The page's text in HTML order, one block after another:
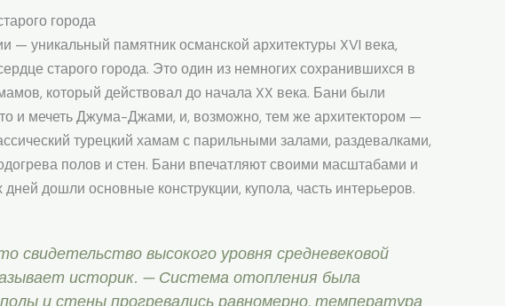
города
— уникальный памятник османской архитектуры XVI века,
старого города. Это один из немногих сохранившихся в
который действовал до начала XX века. Бани были
и мечеть Джума-Джами, и, возможно, тем же архитектором —
турецкий хамам с парильными залами, раздевалками,
полов и стен. Бани впечатляют своими масштабами и
дошли основные конструкции, купола, часть интерьеров.
свидетельство высокого уровня средневековой
историк. — Система отопления была
и стены прогревались равномерно, температура